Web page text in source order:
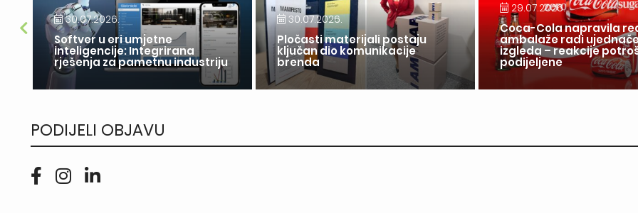
30.07.2026.
Softver u eri umjetne
inteligencije: Integrirana
rješenja za pametnu industriju
30.07.2026.
Pločasti materijali postaju
ključan dio komunikacije
brenda
29.07.2026.
Coca-Cola napravila
ambalaže radi
izgleda – reakcije
podijeljene
PODIJELI OBJAVU